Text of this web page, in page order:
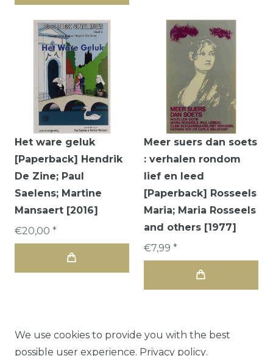
Het ware geluk
[Paperback] Hendrik
De Zine; Paul
Saelens; Martine
Mansaert [2016]
€20,00 *
Meer suers dan soets
: verhalen rondom
lief en leed
[Paperback] Rosseels
Maria; Maria Rosseels
and others [1977]
€7,99 *
We use cookies to provide you with the best
possible user experience. Privacy policy.